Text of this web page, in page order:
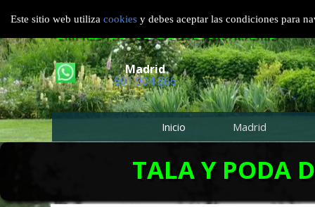
Este sitio web utiliza cookies y debes aceptar las condiciones para
TALA Y PODA EN ALTURA MADRID
Inicio Madrid
Madrid
601 904 866
EMPRESA DE PODAS EN ALTURA MADRID
TALA Y PODA